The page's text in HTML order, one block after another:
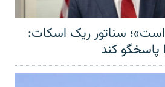
است»؛ سناتور ریک اسکات:
پاسخگو کند